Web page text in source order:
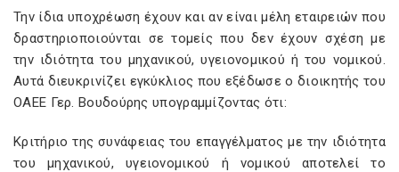
Την ίδια υποχρέωση έχουν και αν είναι μέλη εταιρειών που
δραστηριοποιούνται σε τομείς που δεν έχουν σχέση με
την ιδιότητα του μηχανικού, υγειονομικού ή του νομικού.
Αυτά διευκρινίζει εγκύκλιος που εξέδωσε ο διοικητής του
ΟΑΕΕ Γερ. Βουδούρης υπογραμμίζοντας ότι:
Κριτήριο της συνάφειας του επαγγέλματος με την ιδιότητα
του μηχανικού, υγειονομικού ή νομικού αποτελεί το